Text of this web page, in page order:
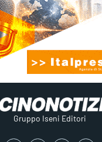
Gruppo Iseni Editori